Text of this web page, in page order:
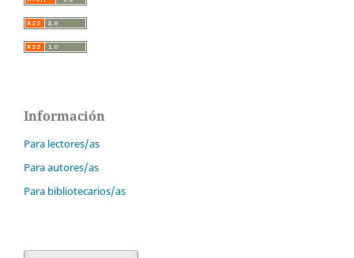
Información
Para lectores/as
Para autores/as
Para bibliotecarios/as